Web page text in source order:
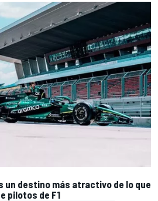
un destino más atractivo de lo que
pilotos de F1